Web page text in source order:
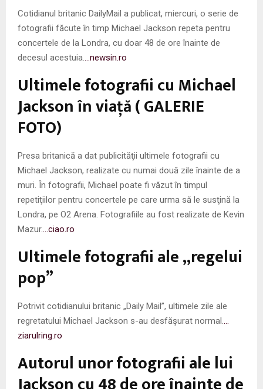
Cotidianul britanic DailyMail a publicat, miercuri, o serie de
fotografii făcute în timp Michael Jackson repeta pentru
concertele de la Londra, cu doar 48 de ore înainte de
decesul acestuia.
…newsin.ro
Ultimele fotografii cu Michael
Jackson în viaţă ( GALERIE
FOTO)
Presa britanică a dat publicităţii ultimele fotografii cu
Michael Jackson, realizate cu numai două zile înainte de a
muri. În fotografii, Michael poate fi văzut în timpul
repetiţiilor pentru concertele pe care urma să le susţină la
Londra, pe O2 Arena. Fotografiile au fost realizate de Kevin
Mazur.
…ciao.ro
Ultimele fotografii ale „regelui
pop”
Potrivit cotidianului britanic „Daily Mail”, ultimele zile ale
regretatului Michael Jackson s-au desfăşurat normal.
ziarulring.ro
Autorul unor fotografii ale lui